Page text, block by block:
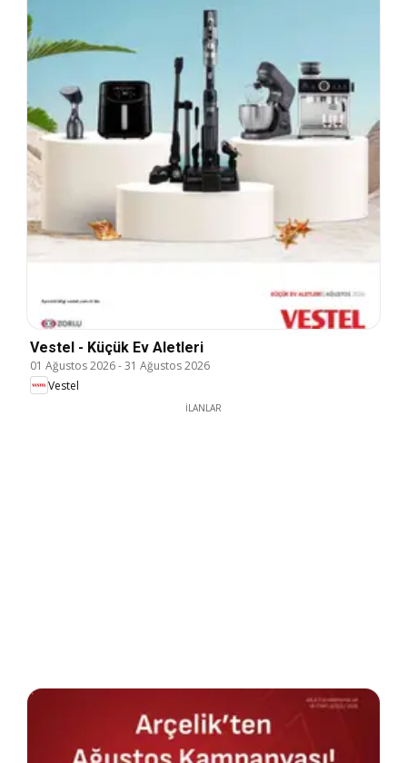
Vestel - Küçük Ev Aletleri
01 Ağustos 2026-31 Ağustos 2026
Vestel
İLANLAR